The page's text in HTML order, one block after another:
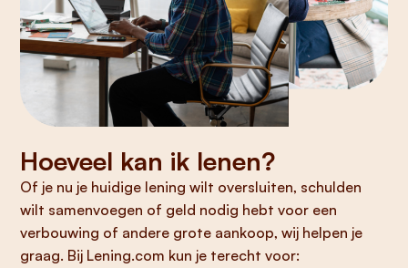
Hoeveel kan ik lenen?
Of je nu je huidige lening wilt oversluiten, schulden
wilt samenvoegen of geld nodig hebt voor een
verbouwing of andere grote aankoop, wij helpen je
graag. Bij Lening.com kun je terecht voor: